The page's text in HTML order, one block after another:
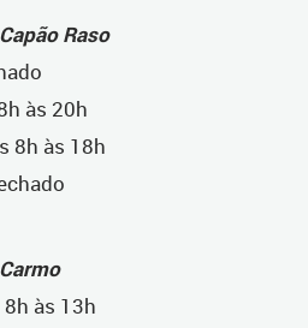
Raso
às 20h
8h às 18h
às 13h